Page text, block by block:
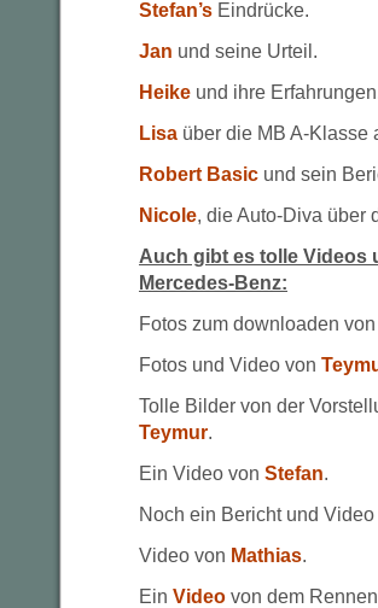
Stefan’s Eindrücke.
Jan und seine Urteil.
Heike und ihre
Lisa über die MB A-Klasse
Robert Basic und sein
Nicole, die Auto-Diva über
Auch gibt es tolle Videos
Mercedes-Benz:
Fotos zum downloaden von
Fotos und Video von
Tolle Bilder von der
Teymur.
Ein Video von Stefan.
Noch ein Bericht und Video
Video von Mathias.
Ein Video von dem